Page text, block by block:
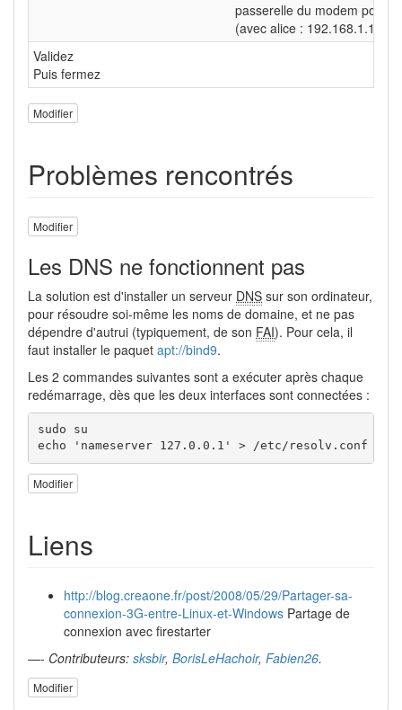
passerelle du modem pour
(avec alice : 192.168.1.1)
Validez
Puis fermez
Modifier
Problèmes rencontrés
Modifier
Les DNS ne fonctionnent pas
La solution est d'installer un serveur DNS sur son ordinateur,
pour résoudre soi-même les noms de domaine, et ne pas
dépendre d'autrui (typiquement, de son FAI). Pour cela, il
faut installer le paquet apt://bind9.
Les 2 commandes suivantes sont a exécuter après chaque
redémarrage, dès que les deux interfaces sont connectées :
sudo su
echo 'nameserver 127.0.0.1' > /etc/resolv.conf
Modifier
Liens
http://blog.creaone.fr/post/2008/05/29/Partager-sa-
connexion-3G-entre-Linux-et-Windows Partage de
connexion avec firestarter
—- Contributeurs: sksbir, BorisLeHachoir, Fabien26.
Modifier